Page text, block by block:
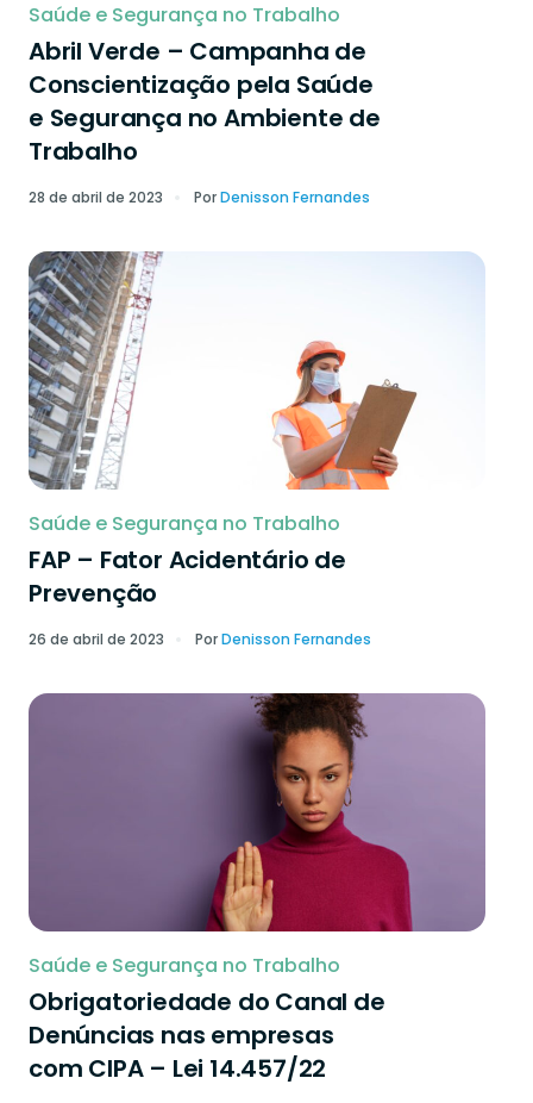
Saúde e Segurança no Trabalho
Abril Verde – Campanha de
Conscientização pela Saúde
e Segurança no Ambiente de
Trabalho
28 de abril de 2023 PorDenisson Fernandes
Saúde e Segurança no Trabalho
FAP – Fator Acidentário de
Prevenção
26 de abril de 2023 PorDenisson Fernandes
Saúde e Segurança no Trabalho
Obrigatoriedade do Canal de
Denúncias nas empresas
com CIPA – Lei 14.457/22